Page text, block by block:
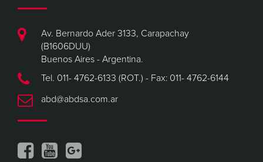
Av. Bernardo Ader 3133, Carapachay
(B1606DUU)
Buenos Aires - Argentina.
Tel. 011- 4762-6133 (ROT.) - Fax: 011- 4762-6144
abd@abdsa.com.ar